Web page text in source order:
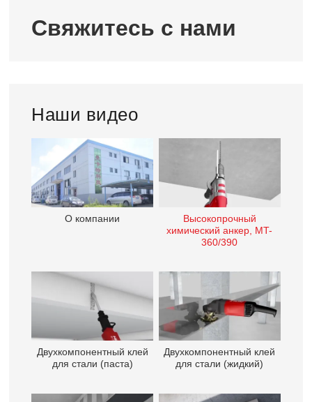
Свяжитесь с нами
Наши видео
О компании
Высокопрочный
химический анкер, MT-
360/390
Двухкомпонентный клей
для стали (паста)
Двухкомпонентный клей
для стали (жидкий)